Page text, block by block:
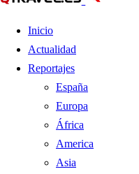
Inicio
Actualidad
Reportajes
España
Europa
África
America
Asia